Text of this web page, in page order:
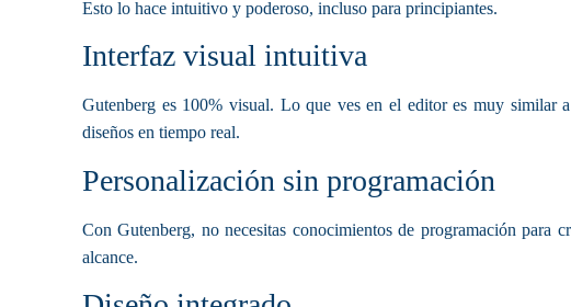
Esto lo hace intuitivo y poderoso, incluso para principiantes.
Interfaz visual intuitiva
Gutenberg es 100% visual. Lo que ves en el editor es muy similar
diseños en tiempo real.
Personalización sin programación
Con Gutenberg, no necesitas conocimientos de programación para
alcance.